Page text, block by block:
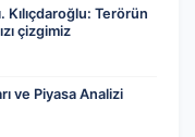
Kılıçdaroğlu: Terörün
çizgimiz
ve Piyasa Analizi